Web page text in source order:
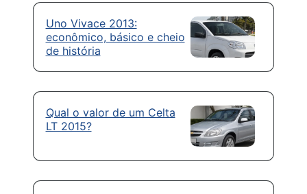
Uno Vivace 2013:
econômico, básico e cheio
de história
Qual o valor de um Celta
LT 2015?